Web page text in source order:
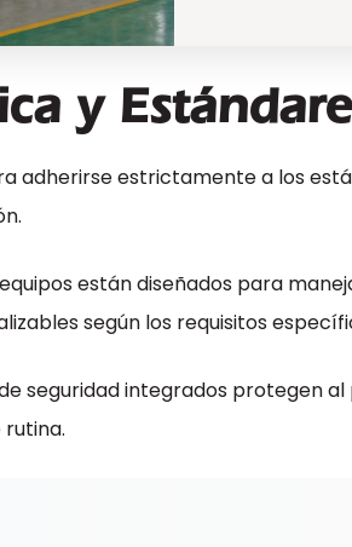
y
adherirse estrictamente a los
están diseñados para
según los requisitos
seguridad integrados protegen